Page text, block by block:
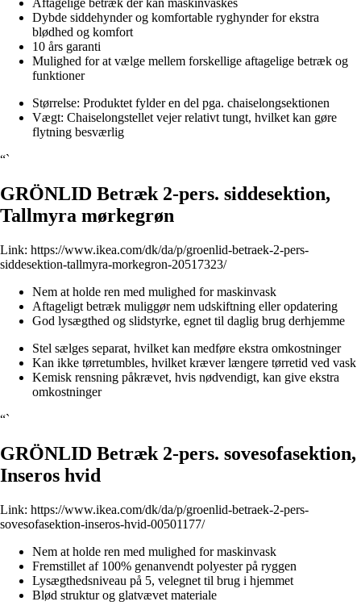
Aftagelige betræk der kan maskinvaskes
Dybde siddehynder og komfortable ryghynder for ekstra
blødhed og komfort
10 års garanti
Mulighed for at vælge mellem forskellige aftagelige betræk og
funktioner
Størrelse: Produktet fylder en del pga. chaiselongsektionen
Vægt: Chaiselongstellet vejer relativt tungt, hvilket kan gøre
flytning besværlig
“`
GRÖNLID Betræk 2-pers. siddesektion,
Tallmyra mørkegrøn
Link: https://www.ikea.com/dk/da/p/groenlid-betraek-2-pers-
siddesektion-tallmyra-morkegron-20517323/
Nem at holde ren med mulighed for maskinvask
Aftageligt betræk muliggør nem udskiftning eller opdatering
God lysægthed og slidstyrke, egnet til daglig brug derhjemme
Stel sælges separat, hvilket kan medføre ekstra omkostninger
Kan ikke tørretumbles, hvilket kræver længere tørretid ved vask
Kemisk rensning påkrævet, hvis nødvendigt, kan give ekstra
omkostninger
“`
GRÖNLID Betræk 2-pers. sovesofasektion,
Inseros hvid
Link: https://www.ikea.com/dk/da/p/groenlid-betraek-2-pers-
sovesofasektion-inseros-hvid-00501177/
Nem at holde ren med mulighed for maskinvask
Fremstillet af 100% genanvendt polyester på ryggen
Lysægthedsniveau på 5, velegnet til brug i hjemmet
Blød struktur og glatvævet materiale